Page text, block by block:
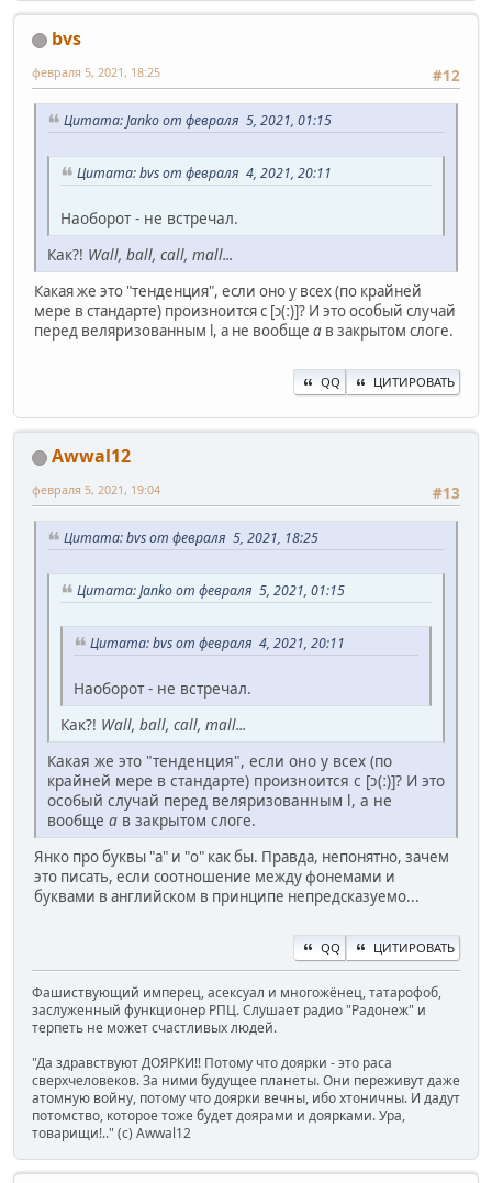
bvs
#12
февраля 5, 2021, 18:25
Цитата: Janko от февраля 5, 2021, 01:15
Цитата: bvs от февраля 4, 2021, 20:11
Наоборот - не встречал.
Как?! Wall, ball, call, mall...
Какая же это "тенденция", если оно у всех (по крайней
мере в стандарте) произноится с [ɔ(ː)]? И это особый случай
перед веляризованным l, а не вообще а в закрытом слоге.
QQ ЦИТИРОВАТЬ
Awwal12
#13
февраля 5, 2021, 19:04
Цитата: bvs от февраля 5, 2021, 18:25
Цитата: Janko от февраля 5, 2021, 01:15
Цитата: bvs от февраля 4, 2021, 20:11
Наоборот - не встречал.
Как?! Wall, ball, call, mall...
Какая же это "тенденция", если оно у всех (по
крайней мере в стандарте) произноится с [ɔ(ː)]? И это
особый случай перед веляризованным l, а не
вообще а в закрытом слоге.
Янко про буквы "a" и "o" как бы. Правда, непонятно, зачем
это писать, если соотношение между фонемами и
буквами в английском в принципе непредсказуемо...
QQ ЦИТИРОВАТЬ
Фашиствующий имперец, асексуал и многожёнец, татарофоб,
заслуженный функционер РПЦ. Слушает радио "Радонеж" и
терпеть не может счастливых людей.
"Да здравствуют ДОЯРКИ!! Потому что доярки - это раса
сверхчеловеков. За ними будущее планеты. Они переживут даже
атомную войну, потому что доярки вечны, ибо хтоничны. И дадут
потомство, которое тоже будет доярами и доярками. Ура,
товарищи!.." (c) Awwal12